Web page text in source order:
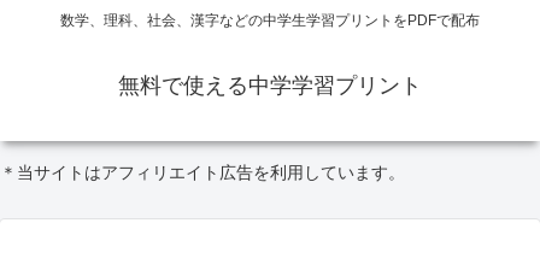
数学、理科、社会、漢字などの中学生学習プリントをPDFで配布
無料で使える中学学習プリント
＊当サイトはアフィリエイト広告を利用しています。